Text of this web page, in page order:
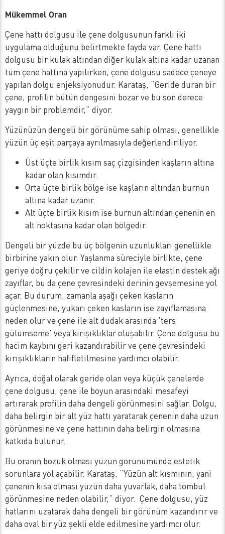
Mükemmel Oran
Çene hattı dolgusu ile çene dolgusunun farklı iki
uygulama olduğunu belirtmekte fayda var. Çene hattı
dolgusu bir kulak altından diğer kulak altına kadar uzanan
tüm çene hattına yapılırken, çene dolgusu sadece çeneye
yapılan dolgu enjeksiyonudur. Karataş, “Geride duran bir
çene, profilin bütün dengesini bozar ve bu son derece
yaygın bir problemdir,” diyor.
Yüzünüzün dengeli bir görünüme sahip olması, genellikle
yüzün üç eşit parçaya ayrılmasıyla değerlendiriliyor.
Üst üçte birlik kısım saç çizgisinden kaşların altına
kadar olan kısımdır.
Orta üçte birlik bölge ise kaşların altından burnun
altına kadar uzanır.
Alt üçte birlik kısım ise burnun altından çenenin en
alt noktasına kadar olan bölgedir.
Dengeli bir yüzde bu üç bölgenin uzunlukları genellikle
birbirine yakın olur. Yaşlanma süreciyle birlikte, çene
geriye doğru çekilir ve cildin kolajen ile elastin destek ağı
zayıflar, bu da çene çevresindeki derinin gevşemesine yol
açar. Bu durum, zamanla aşağı çeken kasların
güçlenmesine, yukarı çeken kasların ise zayıflamasına
neden olur ve çene ile alt dudak arasında 'ters
gülümseme' veya kırışıklıklar oluşabilir. Çene dolgusu bu
hacim kaybını geri kazandırabilir ve çene çevresindeki
kırışıklıkların hafifletilmesine yardımcı olabilir.
Ayrıca, doğal olarak geride olan veya küçük çenelerde
çene dolgusu, çene ile boyun arasındaki mesafeyi
artırarak profilin daha dengeli görünmesini sağlar. Dolgu,
daha belirgin bir alt yüz hattı yaratarak çenenin daha uzun
görünmesine ve çene hattının daha belirgin olmasına
katkıda bulunur.
Bu oranın bozuk olması yüzün görünümünde estetik
sorunlara yol açabilir. Karataş, “Yüzün alt kısmının, yani
çenenin kısa olması yüzün daha yuvarlak, daha tombul
görünmesine neden olabilir,” diyor. Çene dolgusu, yüz
hatlarını uzatarak daha dengeli bir görünüm kazandırır ve
daha oval bir yüz şekli elde edilmesine yardımcı olur.